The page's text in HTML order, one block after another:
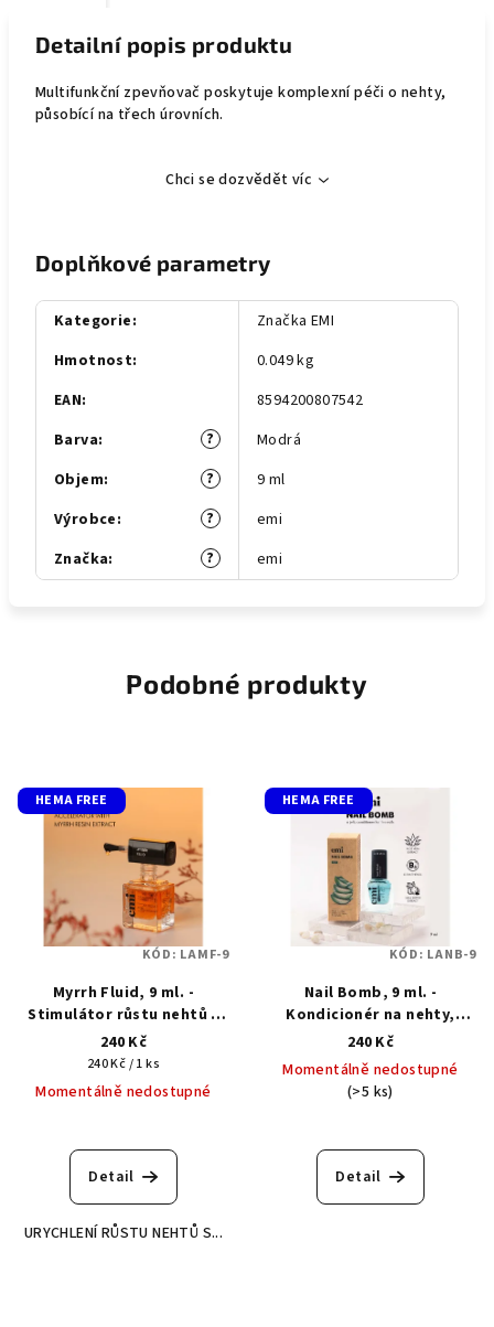
Detailní popis produktu
Multifunkční zpevňovač poskytuje komplexní péči o nehty,
působící na třech úrovních.
Chci se dozvědět víc
Doplňkové parametry
Kategorie:
Značka EMI
Hmotnost:
0.049 kg
EAN:
8594200807542
?
Barva:
Modrá
?
Objem:
9 ml
?
Výrobce:
emi
?
Značka: emi
Podobné produkty
HEMA FREE
Myrrh Fluid, 9 ml. -
Stimulátor růstu nehtů s
extraktem z pryskyřice
myrhy
240 Kč
Měrná
cena:
240 Kč / 1 ks
Momentálně nedostupné
Detail
URYCHLENÍ RŮSTU NEHTŮ S...
KÓD: LAMF-9
HEMA FREE
Nail Bomb, 9 ml. -
Kondicionér na nehty,
výživa na nehty
240 Kč
Momentálně nedostupné
(>5 ks)
Detail
KÓD: LANB-9